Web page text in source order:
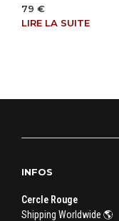
79 €
LIRE LA SUITE
INFOS
Cercle Rouge
Shipping Worldwide 🌎